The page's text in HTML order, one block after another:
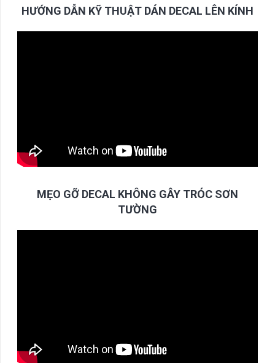
HƯỚNG DẪN KỸ THUẬT DÁN DECAL LÊN KÍNH
MẸO GỠ DECAL KHÔNG GÂY TRÓC SƠN
TƯỜNG